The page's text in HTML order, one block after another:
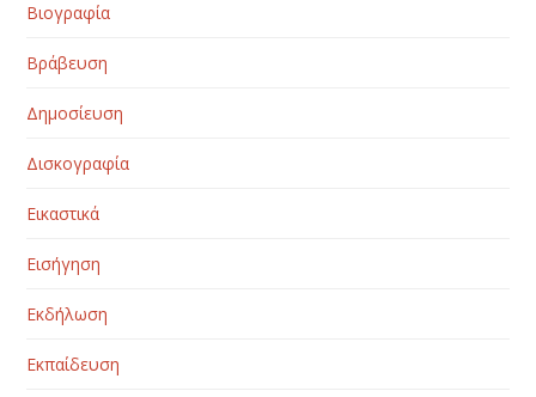
Βιογραφία
Βράβευση
Δημοσίευση
Δισκογραφία
Εικαστικά
Εισήγηση
Εκδήλωση
Εκπαίδευση